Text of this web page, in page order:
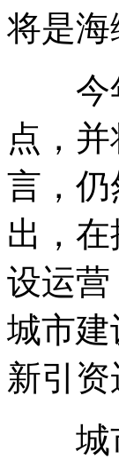
将是
今年
点，
言，
出，
设运
城市
新引
城市